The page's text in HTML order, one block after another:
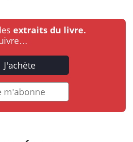
extraits du livre.
J'achète
m'abonne